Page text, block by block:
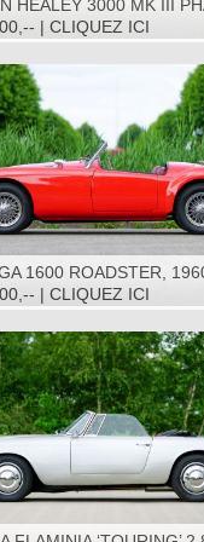
HEALEY 3000 MK III
| CLIQUEZ ICI
1600 ROADSTER,
| CLIQUEZ ICI